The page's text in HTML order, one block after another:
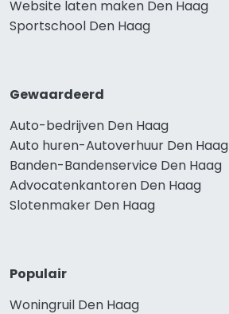
Website laten maken Den Haag
Sportschool Den Haag
Gewaardeerd
Auto-bedrijven Den Haag
Auto huren-Autoverhuur Den Haag
Banden-Bandenservice Den Haag
Advocatenkantoren Den Haag
Slotenmaker Den Haag
Populair
Woningruil Den Haag